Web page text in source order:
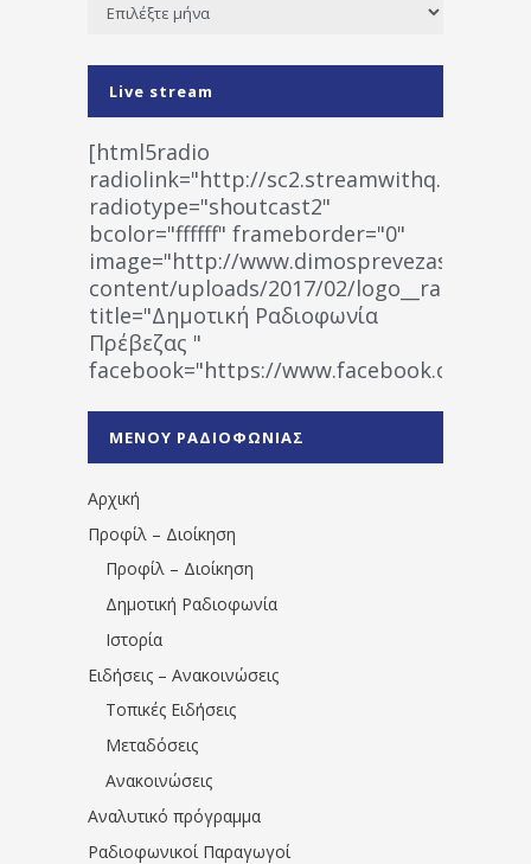
Live stream
[html5radio
radiolink="http://
radiotype="shoutcast2"
bcolor="ffffff" frameborder="0"
image="http://www.dimosprevezas.gr/wp-
content/uploads/2017/02/
title="Δημοτική Ραδιοφωνία
Πρέβεζας "
facebook="https://www.facebook.com/
1531194763766854/" artist="" ]
ΜΕΝΟΥ ΡΑΔΙΟΦΩΝΙΑΣ
Αρχική
Προφίλ – Διοίκηση
Προφίλ – Διοίκηση
Δημοτική Ραδιοφωνία
Ιστορία
Ειδήσεις – Ανακοινώσεις
Τοπικές Ειδήσεις
Μεταδόσεις
Ανακοινώσεις
Αναλυτικό πρόγραμμα
Ραδιοφωνικοί Παραγωγοί